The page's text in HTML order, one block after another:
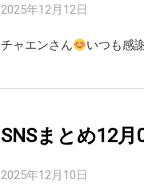
2025年12月12日
チャエンさん いつも感
SNSまとめ12月
2025年12月10日